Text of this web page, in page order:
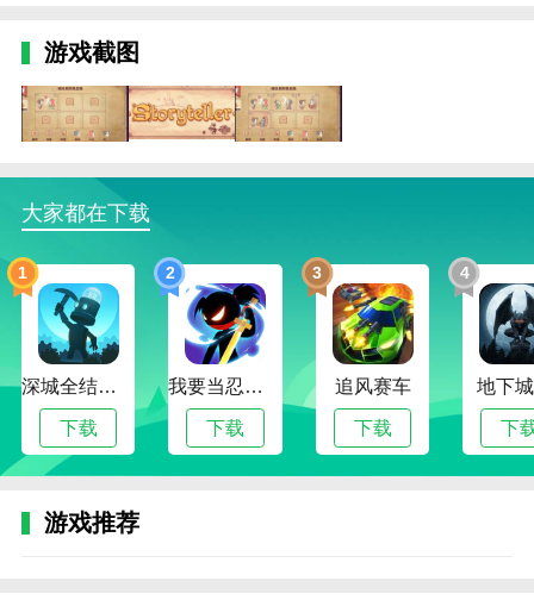
2。可以欣赏到石头城堡、草原、森林、河流等生动的
场景。
3。游戏中有各种各样的谜题和挑战等待玩家去处理和
4。让玩家沉浸其中，感受游戏的神奇，在这里体验更
多精彩。
Storyteller游戏评测
对角色的思想有深刻的理解，掌握节奏。为了更好地玩
游戏，有必要了解人物的想法。多和npc交流，发现隐
藏任务。Npc包含很多隐藏任务，需要和他们交流。
本站为您提供Storyteller手机游戏完整版。欢迎记住网
站，这是最适合你下载安卓手机app的网站！
"Storyteller"全章介绍
游戏截图
大家都在下载
1
深城全结局解锁版
下载
2
我要当忍者无限金币版
下载
3
追风赛车
下载
4
地下
下
游戏推荐